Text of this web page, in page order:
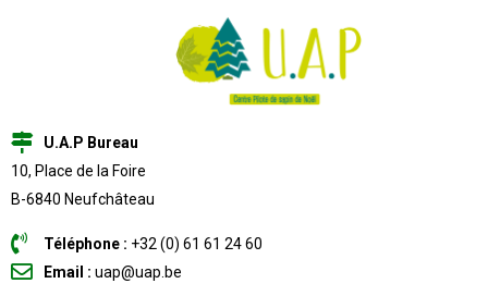
U.A.P Bureau
10, Place de la Foire
B-6840 Neufchâteau
Téléphone : +32 (0) 61 61 24 60
Email : uap@uap.be